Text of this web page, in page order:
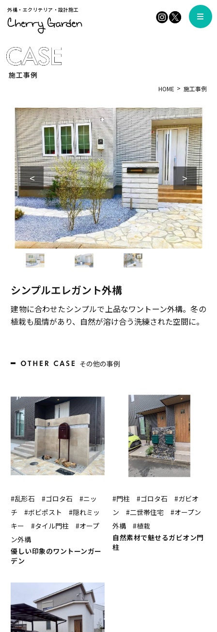
外構・エクリテリア・設計施工
施工事例
HOME 施工事例
< >
シンプルエレガント外構
建物に合わせたシンプルで上品なワントーン外構。冬の
植栽も風情があり、自然が溶け合う洗練された空間に。
その他の事例
#乱形石 #ゴロタ石 #ニッ
チ #ボビポスト #隠れミッ
キー #タイル門柱 #オープ
ン外構
優しい印象のワントーンガー
デン
#門柱 #ゴロタ石 #ガビオ
ン #二世帯住宅 #オープン
外構 #植栽
自然素材で魅せるガビオン門
柱